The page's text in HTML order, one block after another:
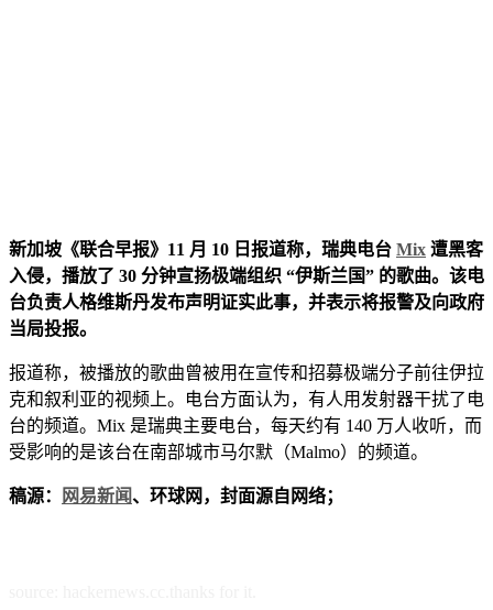
新加坡《联合早报》11 月 10 日报道称，瑞典电台 Mix 遭黑客
入侵，播放了 30 分钟宣扬极端组织 “伊斯兰国” 的歌曲。该电
台负责人格维斯丹发布声明证实此事，并表示将报警及向政府
当局投报。
报道称，被播放的歌曲曾被用在宣传和招募极端分子前往伊拉
克和叙利亚的视频上。电台方面认为，有人用发射器干扰了电
台的频道。Mix 是瑞典主要电台，每天约有 140 万人收听，而
受影响的是该台在南部城市马尔默（Malmo）的频道。
稿源： 网易新闻、环球网，封面源自网络；